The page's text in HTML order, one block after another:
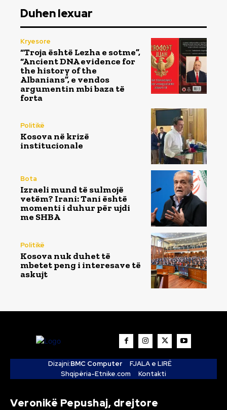
Duhen lexuar
Kryesore
“Troja është Lezha e sotme”,
“Ancient DNA evidence for
the history of the
Albanians”, e vendos
argumentin mbi baza të
forta
Politikë
Kosova në krizë
institucionale
Bota
Izraeli mund të sulmojë
vetëm? Irani: Tani është
momenti i duhur për ujdi
me SHBA
Politikë
Kosova nuk duhet të
mbetet peng i interesave të
askujt
Dizajni:BMC Computer
FJALA e LIRË
Shqipëria-Etnike.com
Kontakti
Veronikë Pepushaj, drejtore